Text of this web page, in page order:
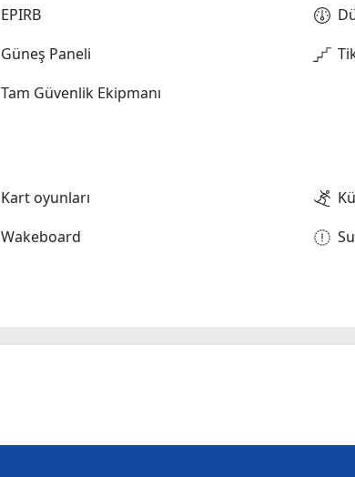
EPIRB
Güneş Paneli
Tam Güvenlik Ekipmanı
Kart oyunları
Wakeboard